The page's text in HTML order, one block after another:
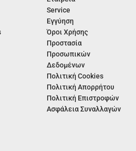
Service
Εγγύηση
Όροι Χρήσης
Προστασία
Προσωπικών
Δεδομένων
Πολιτική Cookies
Πολιτική Απορρήτου
Πολιτική Επιστροφών
Ασφάλεια Συναλλαγών